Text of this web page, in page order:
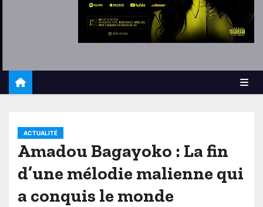
ACTUALITÉ
Amadou Bagayoko : La fin
d’une mélodie malienne qui
a conquis le monde